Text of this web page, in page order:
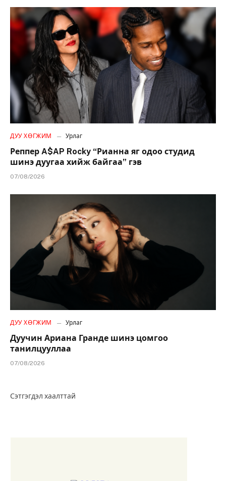
ДУУ ХӨГЖИМ Урлаг
Реппер A$AP Rocky “Рианна яг одоо студид
шинэ дуугаа хийж байгаа” гэв
07/08/2026
ДУУ ХӨГЖИМ Урлаг
Дуучин Ариана Гранде шинэ цомгоо
танилцууллаа
07/08/2026
Сэтгэгдэл хаалттай